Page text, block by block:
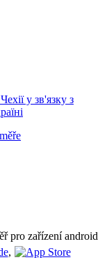
у зв'язку з
pro zařízení android
,